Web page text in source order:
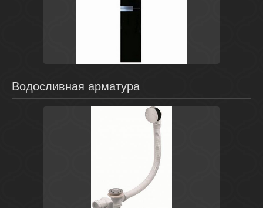
Водосливная арматура
Польша
Комплектующие для ванн
Cersanit